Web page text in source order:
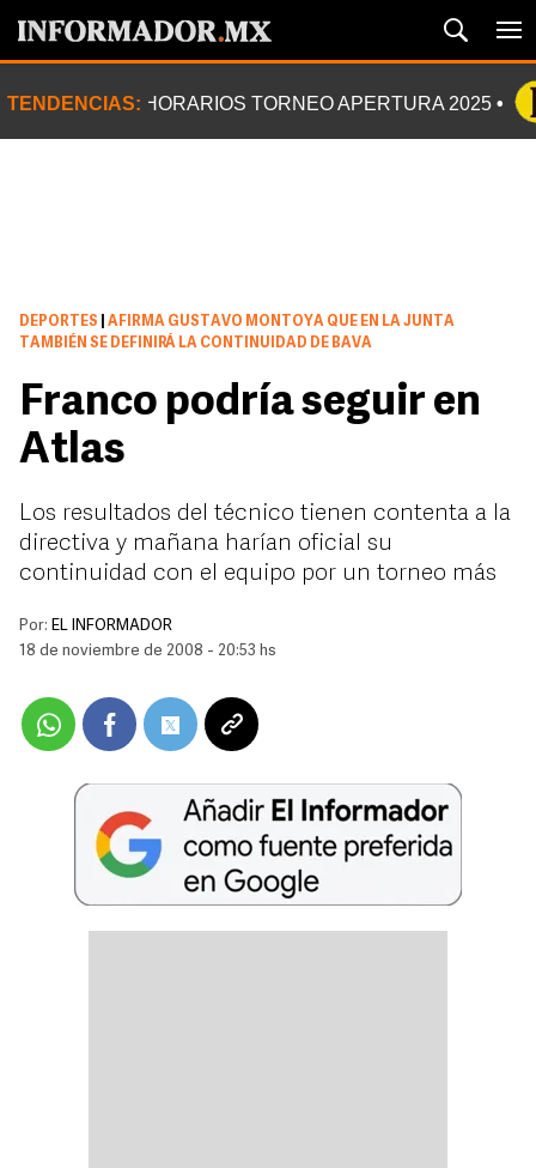
TENDENCIAS: HORARIOS TORNEO APERTURA 2025
DEPORTES
AFIRMA GUSTAVO MONTOYA QUE EN LA JUNTA
TAMBIÉN SE DEFINIRÁ LA CONTINUIDAD DE BAVA
Franco podría seguir en
Atlas
Los resultados del técnico tienen contenta a la
directiva y mañana harían oficial su
continuidad con el equipo por un torneo más
Por: EL INFORMADOR
18 de noviembre de 2008 - 20:53 hs